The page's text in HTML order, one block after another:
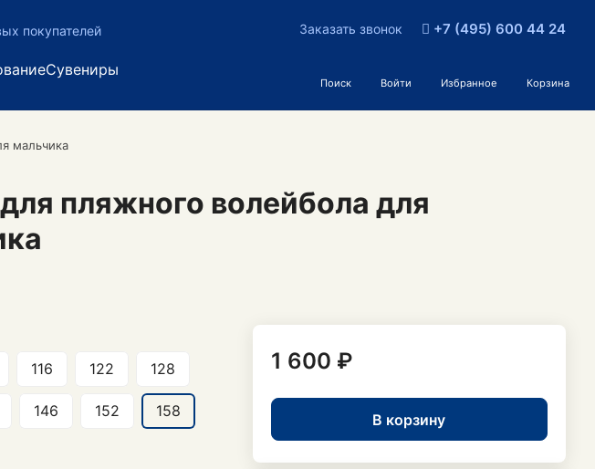
покупателей
Сувениры
Заказать звонок +7 (495) 600 44 24
Поиск Войти Избранное Корзина
мальчика
пляжного волейбола для
116 122 128
146 152 158
1 600 ₽
В корзину